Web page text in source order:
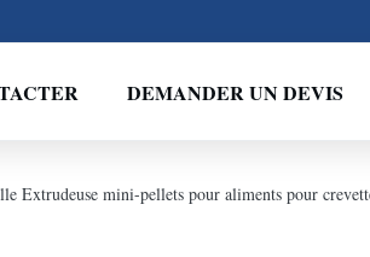
DEMANDER UN DEVIS
Extrudeuse mini-pellets pour aliments pour